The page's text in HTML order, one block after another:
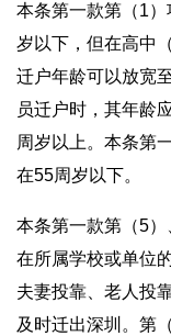
本条第一款第（1
岁以下，但在高中
迁户年龄可以放宽
员迁户时，其年龄
周岁以上。本条第
在55周岁以下。
本条第一款第（5
在所属学校或单位
夫妻投靠、老人投
及时迁出深圳。第